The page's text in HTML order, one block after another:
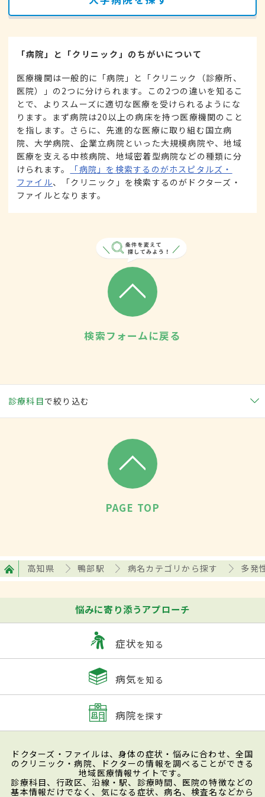
「病院」と「クリニック」のちがいについて
医療機関は一般的に「病院」と「クリニック（診療所、
医院）」の2つに分けられます。この2つの違いを知るこ
とで、よりスムーズに適切な医療を受けられるようにな
ります。まず病院は20以上の病床を持つ医療機関のこと
を指します。さらに、先進的な医療に取り組む国立病
院、大学病院、企業立病院といった大規模病院や、地域
医療を支える中核病院、地域密着型病院などの種類に分
けられます。
「病院」を検索するのがホスピタルズ・
ファイル、「クリニック」を検索するのがドクターズ・
ファイルとなります。
検索フォームに戻る
診療科目で絞り込む
PAGE TOP
高知県 鴨部駅 病名カテゴリから探す 多発
悩みに寄り添うアプローチ
症状を知る
病気を知る
病院を探す
ドクターズ・ファイルは、身体の症状・悩みに合わせ、全国
のクリニック・病院、ドクターの情報を調べることができる
地域医療情報サイトです。
診療科目、行政区、沿線・駅、診療時間、医院の特徴などの
基本情報だけでなく、気になる症状、病名、検査名などから